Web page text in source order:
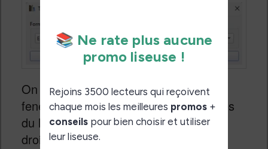
On arrive après devant une grande
fenêtre qui liste (à gauche) les chapitres
du livre et la traduction disponible (à
droite) pour chaque sous-partie.